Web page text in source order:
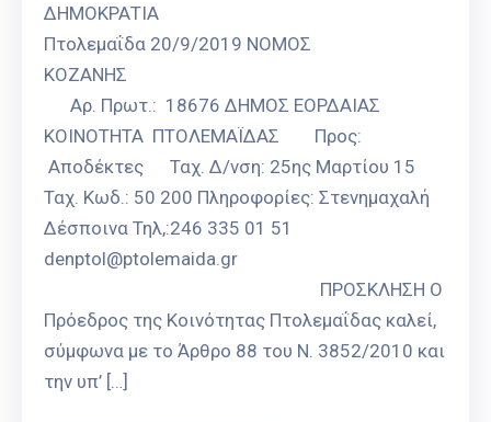
Πτολεμαΐδα 20/9/2019 ΝΟΜΟΣ
Αρ. Πρωτ.: 18676 ΔΗΜΟΣ ΕΟΡΔΑΙΑΣ
ΚΟΙΝΟΤΗΤΑ ΠΤΟΛΕΜΑΪΔΑΣ Προς:
Αποδέκτες Ταχ. Δ/νση: 25ης Μαρτίου 15
Ταχ. Κωδ.: 50 200 Πληροφορίες: Στενημαχαλή
Δέσποινα Τηλ,:246 335 01 51
denptol@ptolemaida.gr
ΠΡΟΣΚΛΗΣΗ Ο
Πρόεδρος της Κοινότητας Πτολεμαΐδας καλεί,
σύμφωνα με το Άρθρο 88 του Ν. 3852/2010 και
την υπ’ […]